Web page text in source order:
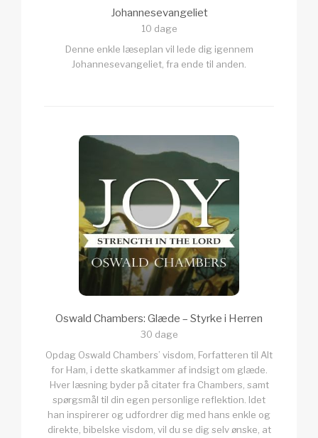
Johannesevangeliet
10 dage
Denne enkle læseplan vil lede dig igennem
Johannesevangeliet, fra ende til anden.
Oswald Chambers: Glæde – Styrke i Herren
30 dage
Opdag Oswald Chambers’ visdom, Forfatteren til Alt
for Ham, i dette skatkammer af indsigt om glæde.
Hver læsning byder på citater fra Chambers, samt
spørgsmål til din egen personlige reflektion. Idet
han inspirerer og udfordrer dig med hans enkle og
direkte, bibelske visdom, vil du se dig selv ønske, at